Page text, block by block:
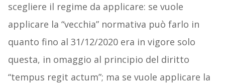
scegliere il regime da applicare: se vuole
applicare la “vecchia” normativa può farlo in
quanto fino al 31/12/2020 era in vigore solo
questa, in omaggio al principio del diritto
“tempus regit actum”; ma se vuole applicare la